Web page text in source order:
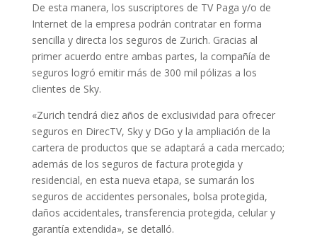
De esta manera, los suscriptores de TV Paga y/o de
Internet de la empresa podrán contratar en forma
sencilla y directa los seguros de Zurich. Gracias al
primer acuerdo entre ambas partes, la compañía de
seguros logró emitir más de 300 mil pólizas a los
clientes de Sky.
«Zurich tendrá diez años de exclusividad para ofrecer
seguros en DirecTV, Sky y DGo y la ampliación de la
cartera de productos que se adaptará a cada mercado;
además de los seguros de factura protegida y
residencial, en esta nueva etapa, se sumarán los
seguros de accidentes personales, bolsa protegida,
daños accidentales, transferencia protegida, celular y
garantía extendida», se detalló.